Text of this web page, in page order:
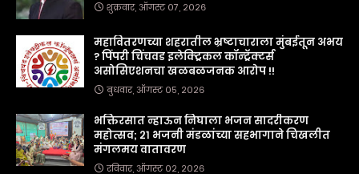
शुक्रवार, ऑगस्ट ०७, २०२६
महावितरणच्या शहरातील भ्रष्टाचाराला मुंबईतून अभय
? पिंपरी चिंचवड इलेक्ट्रिकल कॉन्ट्रॅक्टर्स
असोसिएशनचा खळबळजनक आरोप !!
बुधवार, ऑगस्ट ०५, २०२६
भक्तिरसात न्हाऊन निघाला भजन सादरीकरण
महोत्सव; २१ भजनी मंडळांच्या सहभागाने चिखलीत
मंगलमय वातावरण
रविवार, ऑगस्ट ०२, २०२६